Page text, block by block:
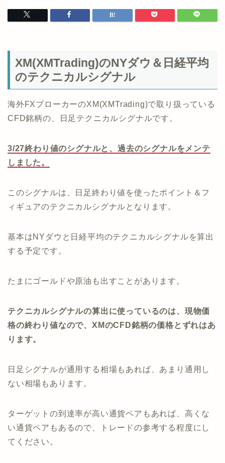
XM(XMTrading)のNYダウ＆日経平均
のテクニカルシグナル
海外FXブローカーのXM(XMTrading)で取り扱っている
CFD銘柄の、日足テクニカルシグナルです。
3/27終わり値のシグナルと、過去のシグナルをメンテ
しました。
このシグナルは、日足終わり値を使ったポイント＆フ
ィギュアのテクニカルシグナルとなります。
基本はNYダウと日経平均のテクニカルシグナルを算出
する予定です。
たまにゴールドや原油も出すことがあります。
テクニカルシグナルの算出に使っているのは、現物価
格の終わり値なので、XMのCFD銘柄の価格とずれはあ
ります。
日足シグナルが通用する相場もあれば、あまり通用し
ない相場もあります。
ターゲットの到達率が高い通貨ペアもあれば、高くな
い通貨ペアもあるので、トレードの参考する程度にし
てください。